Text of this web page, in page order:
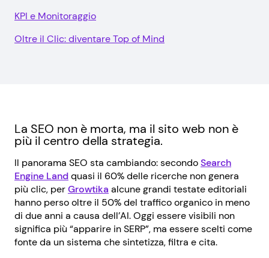
KPI e Monitoraggio
Oltre il Clic: diventare Top of Mind
La SEO non è morta, ma il sito web non è
più il centro della strategia.
Il panorama SEO sta cambiando: secondoSearch
Engine Landquasi il 60% delle ricerche non genera
più clic, perGrowtika alcune grandi testate editoriali
hanno perso oltre il 50% del traffico organico in meno
di due anni a causa dell’AI. Oggi essere visibili non
significa più “apparire in SERP”, ma essere scelti come
fonte da un sistema che sintetizza, filtra e cita.